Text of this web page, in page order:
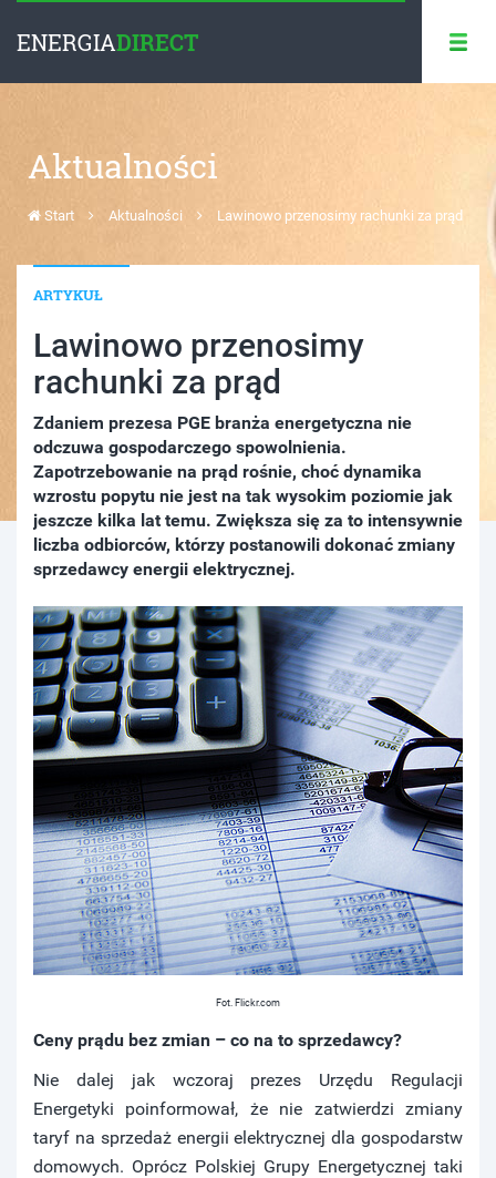
ENERGIADIRECT
Aktualności
Start Aktualności Lawinowo przenosimy rachunki za prąd
ARTYKUŁ
Lawinowo przenosimy
rachunki za prąd
Zdaniem prezesa PGE branża energetyczna nie
odczuwa gospodarczego spowolnienia.
Zapotrzebowanie na prąd rośnie, choć dynamika
wzrostu popytu nie jest na tak wysokim poziomie jak
jeszcze kilka lat temu. Zwiększa się za to intensywnie
liczba odbiorców, którzy postanowili dokonać zmiany
sprzedawcy energii elektrycznej.
Fot. Flickr.com
Ceny prądu bez zmian – co na to sprzedawcy?
Nie dalej jak wczoraj prezes Urzędu Regulacji
Energetyki poinformował, że nie zatwierdzi zmiany
taryf na sprzedaż energii elektrycznej dla gospodarstw
domowych. Oprócz Polskiej Grupy Energetycznej taki